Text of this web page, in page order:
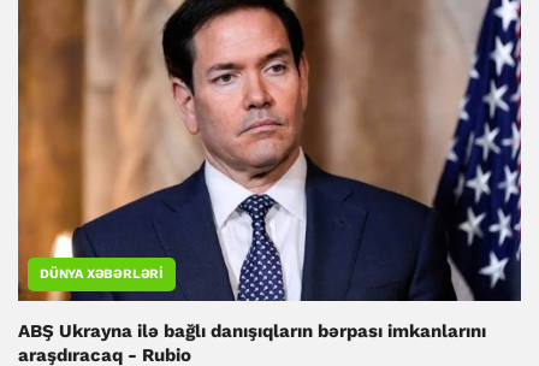
DÜNYA XƏBƏRLƏRI
ABŞ Ukrayna ilə bağlı danışıqların bərpası imkanlarını
araşdıracaq - Rubio